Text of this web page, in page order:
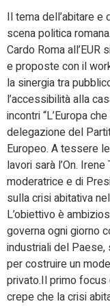
Il tema dell’abitare
scena politica
Cardo Roma
e proposte con il
la sinergia tra
l’accessibilità alla
incontri “L’Europa
delegazione del
Europeo. A tessere
lavori sarà l’On.
moderatrice e di
sulla crisi abitativa
L’obiettivo è
governa ogni giorno
industriali del
per costruire un
privato.Il primo
crepe che la crisi